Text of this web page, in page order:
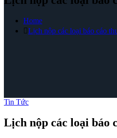
Home
Lịch nộp các loại báo cáo
Tin Tức
Lịch nộp các loại báo